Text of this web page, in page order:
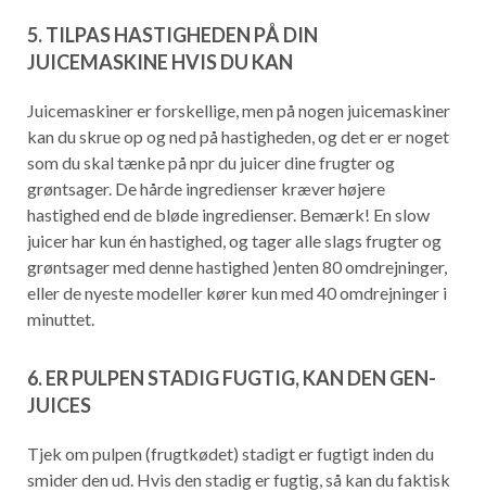
5. TILPAS HASTIGHEDEN PÅ DIN
JUICEMASKINE HVIS DU KAN
Juicemaskiner er forskellige, men på nogen juicemaskiner
kan du skrue op og ned på hastigheden, og det er er noget
som du skal tænke på npr du juicer dine frugter og
grøntsager. De hårde ingredienser kræver højere
hastighed end de bløde ingredienser. Bemærk! En slow
juicer har kun én hastighed, og tager alle slags frugter og
grøntsager med denne hastighed )enten 80 omdrejninger,
eller de nyeste modeller kører kun med 40 omdrejninger i
minuttet.
6. ER PULPEN STADIG FUGTIG, KAN DEN GEN-
JUICES
Tjek om pulpen (frugtkødet) stadigt er fugtigt inden du
smider den ud. Hvis den stadig er fugtig, så kan du faktisk